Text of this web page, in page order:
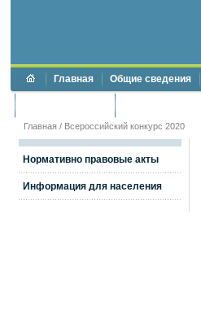
Главная Общие сведения
Главная / Всероссийский конкурс 2020
Нормативно правовые акты
Информация для населения